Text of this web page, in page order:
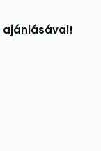
ajánlásával!